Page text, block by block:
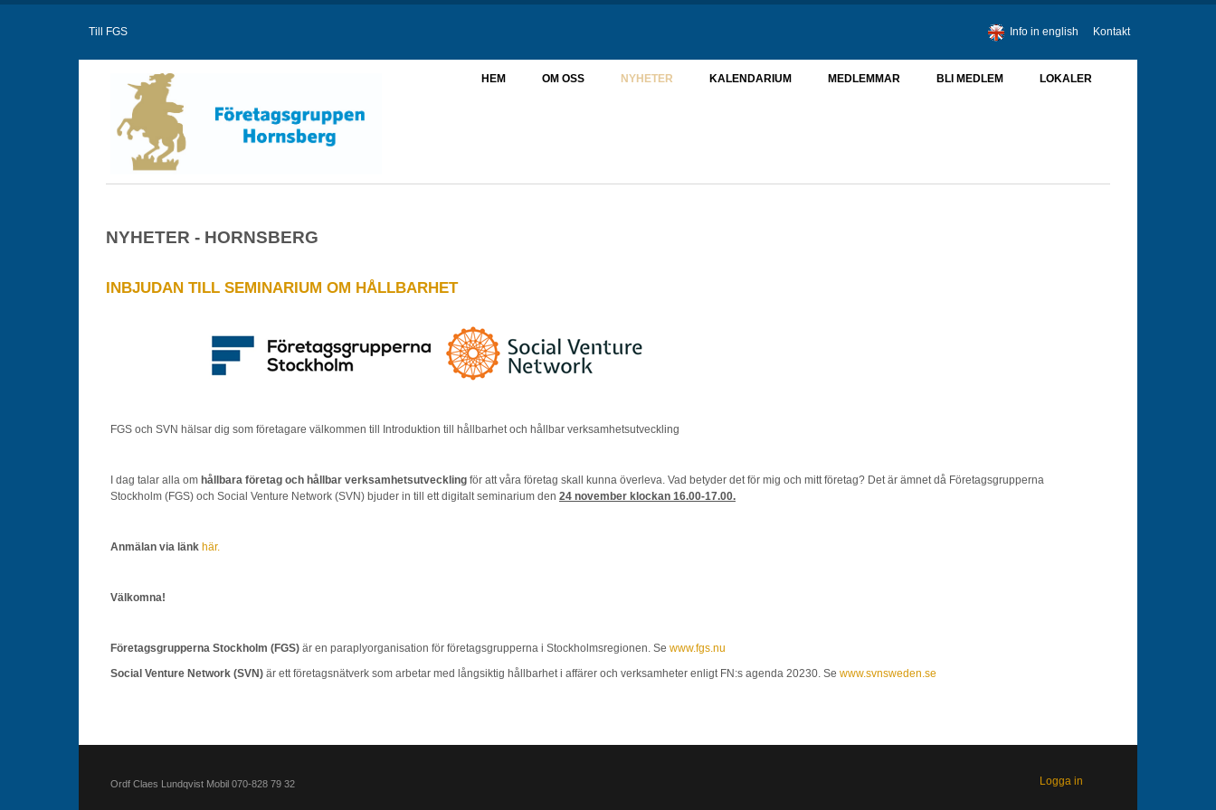
Till FGS Info in english Kontakt
HEM OM OSS NYHETER KALENDARIUM MEDLEMMAR BLI MEDLEM LOKALER
NYHETER - HORNSBERG
INBJUDAN TILL SEMINARIUM OM HÅLLBARHET
FGS och SVN hälsar dig som företagare välkommen till Introduktion till hållbarhet och hållbar verksamhetsutveckling
I dag talar alla om hållbara företag och hållbar verksamhetsutveckling för att våra företag skall kunna överleva. Vad betyder det för mig och mitt företag? Det är ämnet då Företagsgrupperna
Stockholm (FGS) och Social Venture Network (SVN) bjuder in till ett digitalt seminarium den 24 november klockan 16.00-17.00.
Anmälan via länk här.
Välkomna!
Företagsgrupperna Stockholm (FGS) är en paraplyorganisation för företagsgrupperna i Stockholmsregionen. Se www.fgs.nu
Social Venture Network (SVN) är ett företagsnätverk som arbetar med långsiktig hållbarhet i affärer och verksamheter enligt FN:s agenda 20230. Se www.svnsweden.se
Ordf Claes Lundqvist Mobil 070-828 79 32 Logga in